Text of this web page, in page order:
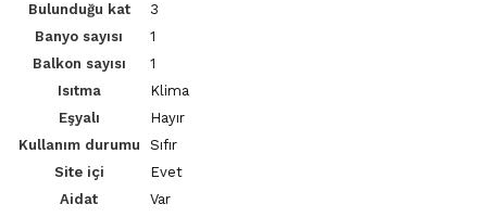
Bulunduğu kat
3
Banyo sayısı
1
Balkon sayısı
1
Isıtma
Klima
Eşyalı
Hayır
Kullanım durumu
Sıfır
Site içi
Evet
Aidat
Var